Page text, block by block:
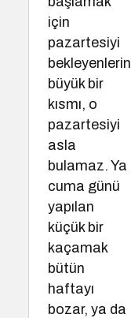
için
pazartesiyi
bekleyenlerin
büyük bir
kısmı, o
pazartesiyi
asla
bulamaz. Ya
cuma günü
yapılan
küçük bir
kaçamak
bütün
haftayı
bozar, ya da